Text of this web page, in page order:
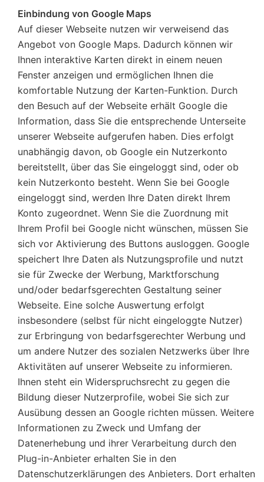
Einbindung von Google Maps
Auf dieser Webseite nutzen wir verweisend das
Angebot von Google Maps. Dadurch können wir
Ihnen interaktive Karten direkt in einem neuen
Fenster anzeigen und ermöglichen Ihnen die
komfortable Nutzung der Karten-Funktion. Durch
den Besuch auf der Webseite erhält Google die
Information, dass Sie die entsprechende Unterseite
unserer Webseite aufgerufen haben. Dies erfolgt
unabhängig davon, ob Google ein Nutzerkonto
bereitstellt, über das Sie eingeloggt sind, oder ob
kein Nutzerkonto besteht. Wenn Sie bei Google
eingeloggt sind, werden Ihre Daten direkt Ihrem
Konto zugeordnet. Wenn Sie die Zuordnung mit
Ihrem Profil bei Google nicht wünschen, müssen Sie
sich vor Aktivierung des Buttons ausloggen. Google
speichert Ihre Daten als Nutzungsprofile und nutzt
sie für Zwecke der Werbung, Marktforschung
und/oder bedarfsgerechten Gestaltung seiner
Webseite. Eine solche Auswertung erfolgt
insbesondere (selbst für nicht eingeloggte Nutzer)
zur Erbringung von bedarfsgerechter Werbung und
um andere Nutzer des sozialen Netzwerks über Ihre
Aktivitäten auf unserer Webseite zu informieren.
Ihnen steht ein Widerspruchsrecht zu gegen die
Bildung dieser Nutzerprofile, wobei Sie sich zur
Ausübung dessen an Google richten müssen. Weitere
Informationen zu Zweck und Umfang der
Datenerhebung und ihrer Verarbeitung durch den
Plug-in-Anbieter erhalten Sie in den
Datenschutzerklärungen des Anbieters. Dort erhalten